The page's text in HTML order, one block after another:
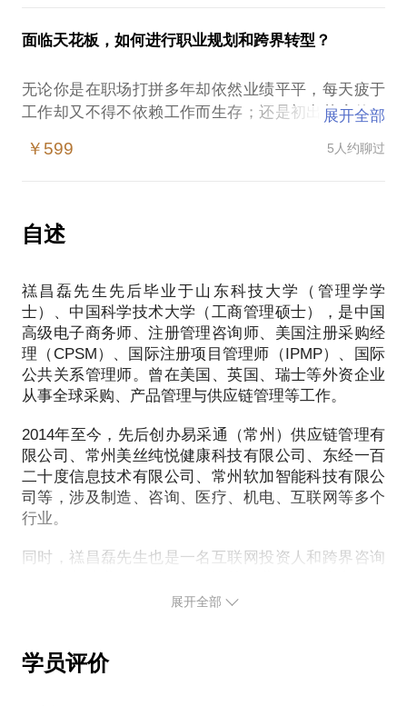
充分发挥特长优势进行个人和家庭财富规划实现财富
以落地实施。
不等的互联网解决方案投资，从线下接单转到线上接
单，线下服务，O2O模式（Online 2 Offline）帮助几
乎所有传统企业客户在半年内扭转了亏损或是微利局
面，投资回报率的一个客户，年投资回报率高达80
和免费策略打败易趣网eachnet.com成为C2C行业老
大；去哪儿网qunar.com与去哪网quna.com因网站名
一个好的商标和域名，可以大大降低企业的营销和品
牌推广成本：
新浪微博800万收购weibo.com，取代t.sina.com.cn，
JD.COM，每年节省数以亿计的推广费用；
购vip.com，品牌识别度和用户输入体验得到大幅提
升，省去每年数千万元的推广费用，并且股价获得了
数倍增长；
小米2243万收购mi.com，在品牌的国际化上迈出了重
要的一步，目前小米的估值已达300亿美元，雷军在
很多场合强调：先拿下来域名再做企业；
使用多年但一直被诟病的不土不洋的soufun.com，品
牌识别度得到大幅提升；
当然，作为一个资深品牌和域名咨询师，我也为我的
「在行」页面
（http://www.zaih.com/mentor/84747078）购买了专
属域名www.zhuo.me（单拼禚）进行跳转，是不是比
在这1.5个小时里，我将会和你分享：
获得心仪的品牌域名和品牌商标的主要途径有哪些?
面临天花板，如何进行职业规划和跨界转型？
无论你是在职场打拼多年却依然业绩平平，每天疲于
工作却又不得不依赖工作而生存；还是初出茅庐的职
已经积累了一定的经验、资金和人脉的专业人士谋求
脚。
在这一个多小时时间里，我将根据你的实际情况，和
如何进行三年以内的短期职业规划；
如何制定五年以上中长期职业规划；
职业和人生规划如何与兴趣相融合；
展开全部
￥599 5人约聊过
自述
禚昌磊先生先后毕业于山东科技大学（管理学学
士）、中国科学技术大学（工商管理硕士），是中国
高级电子商务师、注册管理咨询师、美国注册采购经
理（CPSM）、国际注册项目管理师（IPMP）、国际
公共关系管理师。曾在美国、英国、瑞士等外资企业
从事全球采购、产品管理与供应链管理等工作。
2014年至今，先后创办易采通（常州）供应链管理有
限公司、常州美丝纯悦健康科技有限公司、东经一百
二十度信息技术有限公司、常州软加智能科技有限公
司等，涉及制造、咨询、医疗、机电、互联网等多个
行业。
同时，禚昌磊先生也是一名互联网投资人和跨界咨询
验，其中，作为副业的互联网领域的投资，在10年时
2018年创办了成长智库以及线下活动社团“成长营”，
展开全部
学员评价